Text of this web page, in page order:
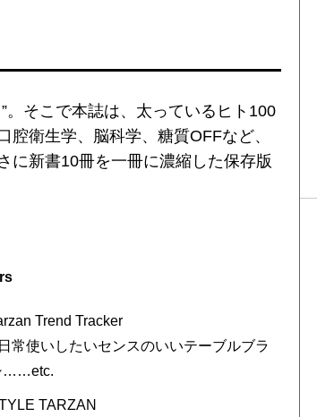
。そこで本誌は、太っているヒト100
衛生学、脳科学、糖質OFFなど、
に新書10冊を一冊に濃縮した保存版
Trend Tracker
常使いしたいセンスのいいテーブルブラ
……etc.
TARZAN